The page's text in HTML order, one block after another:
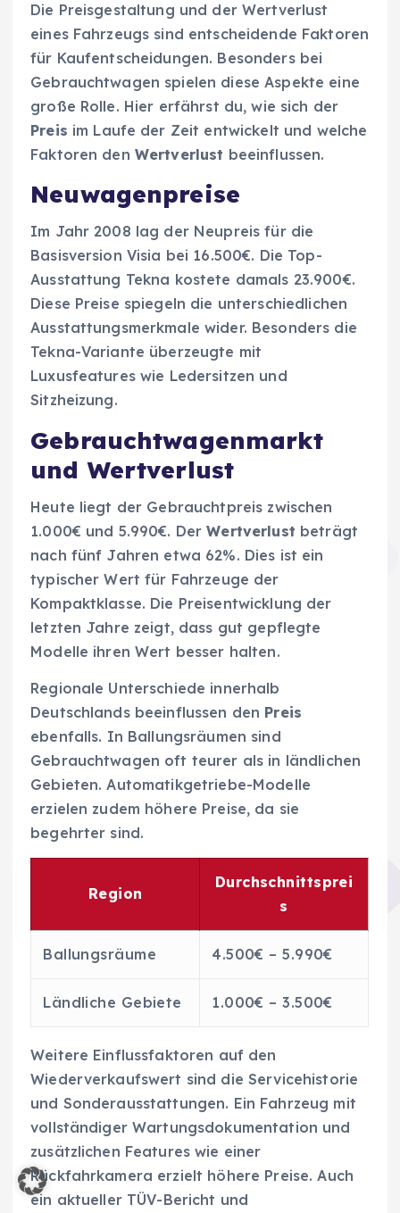
Die Preisgestaltung und der Wertverlust
eines Fahrzeugs sind entscheidende Faktoren
für Kaufentscheidungen. Besonders bei
Gebrauchtwagen spielen diese Aspekte eine
große Rolle. Hier erfährst du, wie sich der
Preis im Laufe der Zeit entwickelt und welche
Faktoren den Wertverlust beeinflussen.
Neuwagenpreise
Im Jahr 2008 lag der Neupreis für die
Basisversion Visia bei 16.500€. Die Top-
Ausstattung Tekna kostete damals 23.900€.
Diese Preise spiegeln die unterschiedlichen
Ausstattungsmerkmale wider. Besonders die
Tekna-Variante überzeugte mit
Luxusfeatures wie Ledersitzen und
Sitzheizung.
Gebrauchtwagenmarkt
und Wertverlust
Heute liegt der Gebrauchtpreis zwischen
1.000€ und 5.990€. DerWertverlust beträgt
nach fünf Jahren etwa 62%. Dies ist ein
typischer Wert für Fahrzeuge der
Kompaktklasse. Die Preisentwicklung der
letzten Jahre zeigt, dass gut gepflegte
Modelle ihren Wert besser halten.
Regionale Unterschiede innerhalb
Deutschlands beeinflussen den Preis
ebenfalls. In Ballungsräumen sind
Gebrauchtwagen oft teurer als in ländlichen
Gebieten. Automatikgetriebe-Modelle
erzielen zudem höhere Preise, da sie
begehrter sind.
Region
Durchschnittsprei
s
Ballungsräume 4.500€ – 5.990€
Ländliche Gebiete 1.000€ – 3.500€
Weitere Einflussfaktoren auf den
Wiederverkaufswert sind die Servicehistorie
und Sonderausstattungen. Ein Fahrzeug mit
vollständiger Wartungsdokumentation und
zusätzlichen Features wie einer
Rückfahrkamera erzielt höhere Preise. Auch
ein aktueller TÜV-Bericht und